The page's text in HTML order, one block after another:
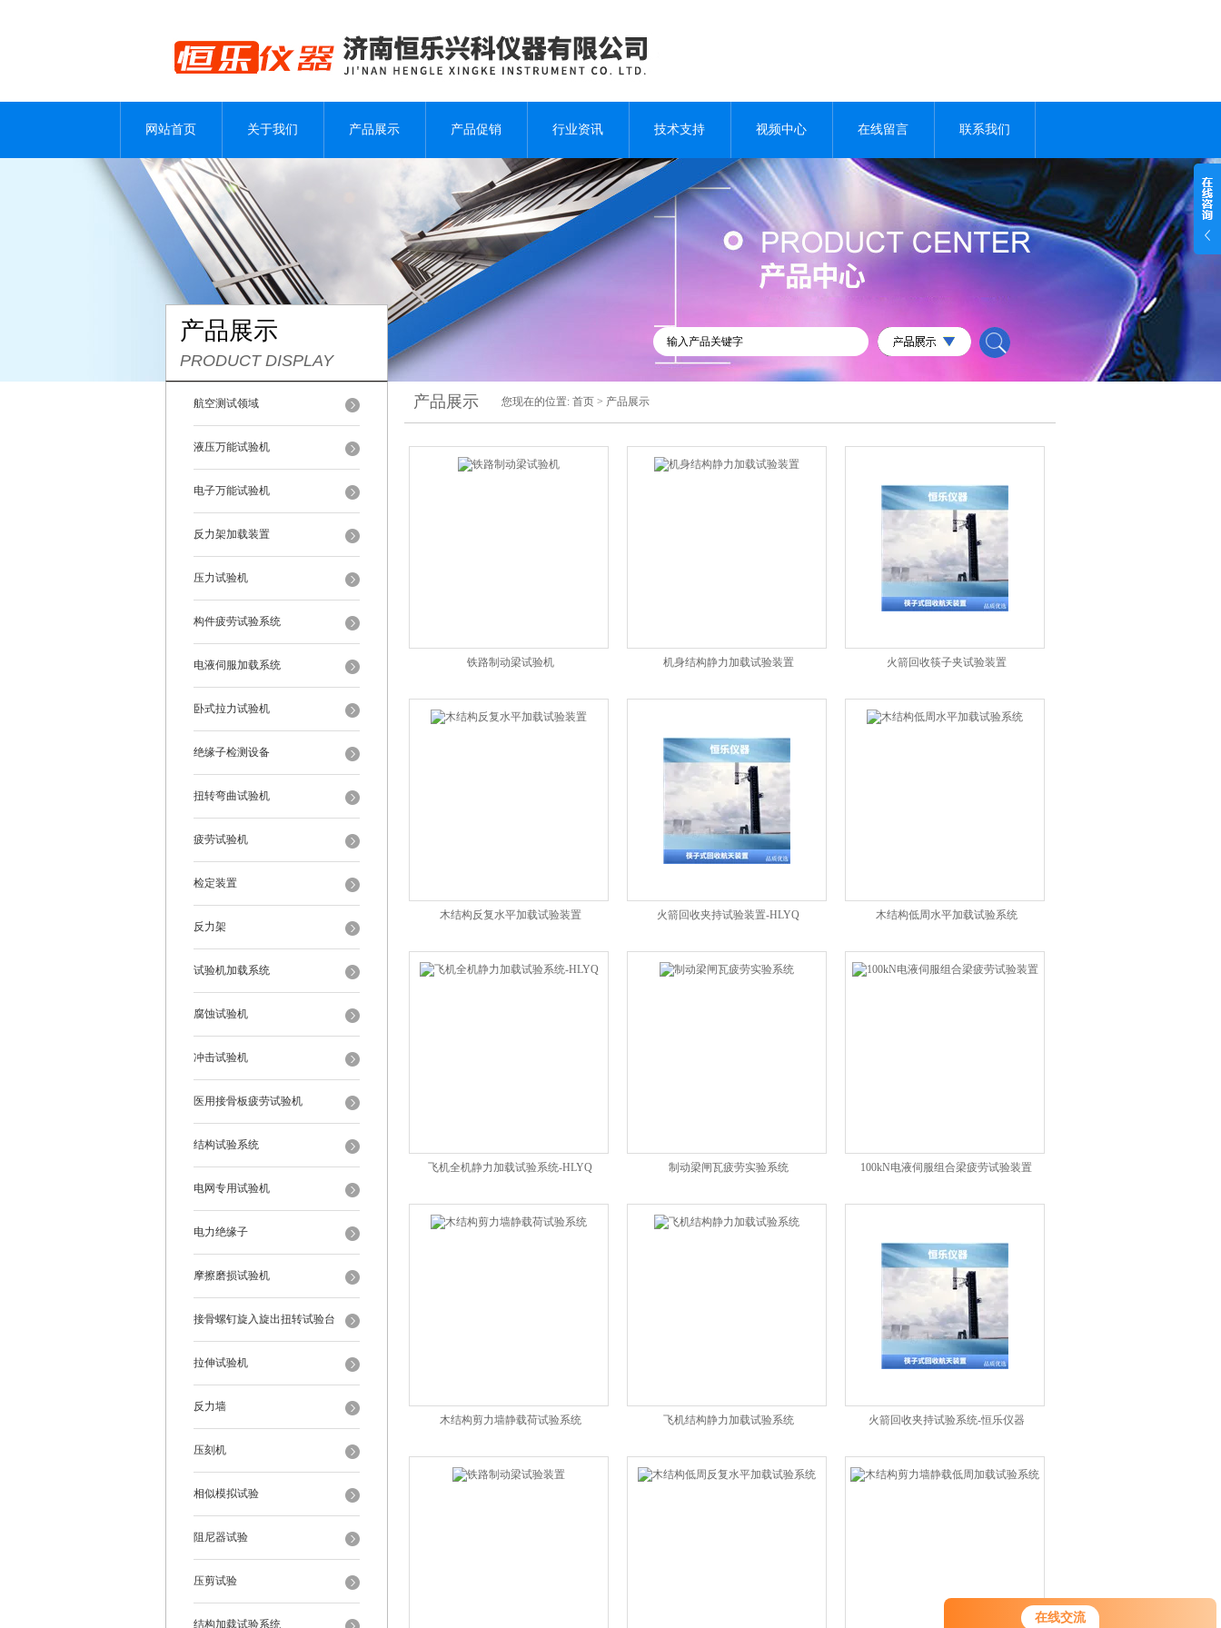
在线交流
您好！欢迎前来咨询，很高兴为您
网站首页 关于我们 产品展示 产品促销 行业资讯 技术支持 视频中心 在线留言 联系我们
产品展示
PRODUCT DISPLAY
航空测试领域
液压万能试验机
电子万能试验机
反力架加载装置
压力试验机
构件疲劳试验系统
电液伺服加载系统
卧式拉力试验机
绝缘子检测设备
扭转弯曲试验机
疲劳试验机
检定装置
反力架
试验机加载系统
腐蚀试验机
冲击试验机
医用接骨板疲劳试验机
结构试验系统
电网专用试验机
电力绝缘子
摩擦磨损试验机
接骨螺钉旋入旋出扭转试验台
拉伸试验机
反力墙
压刻机
相似模拟试验
阻尼器试验
压剪试验
结构加载试验系统
产品展示 您现在的位置: 首页 > 产品展示
铁路制动梁试验机 机身结构静力加载试验装置 火箭回收筷子夹试验装置
木结构反复水平加载试验装置 火箭回收夹持试验装置-HLYQ 木结构低周水平加载试验系统
飞机全机静力加载试验系统-HLYQ 制动梁闸瓦疲劳实验系统 100kN电液伺服组合梁疲劳试验装置
木结构剪力墙静载荷试验系统 飞机结构静力加载试验系统 火箭回收夹持试验系统-恒乐仪器